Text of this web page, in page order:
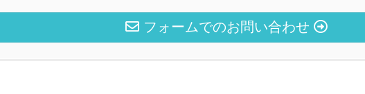
フォームでのお問い合わせ